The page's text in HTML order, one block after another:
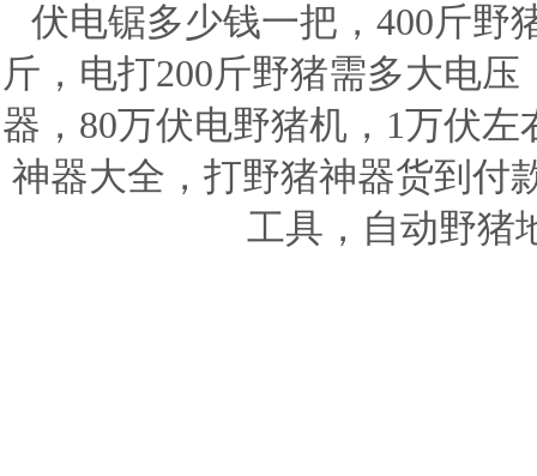
伏电锯多少钱一把，400斤野
斤，电打200斤野猪需多大电
器，80万伏电野猪机，1万伏
神器大全，打野猪神器货到付
工具，自动野